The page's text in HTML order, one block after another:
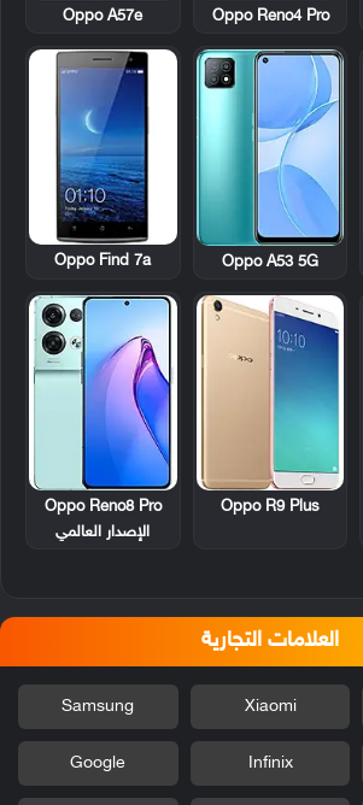
Oppo Reno4 Pro
Oppo A57e
Oppo A53 5G
Oppo Find 7a
Oppo R9 Plus
Oppo Reno8 Pro
الإصدار العالمي
العلامات التجارية
Xiaomi
Samsung
Infinix
Google